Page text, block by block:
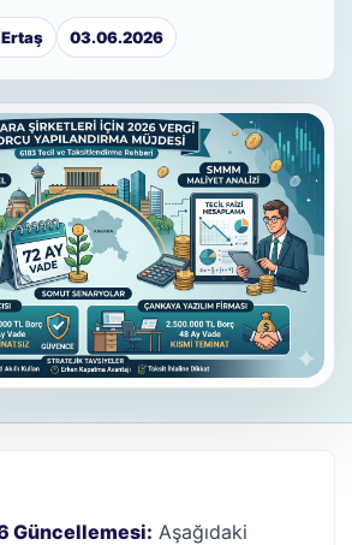
03.06.2026
Güncellemesi: Aşağıdaki